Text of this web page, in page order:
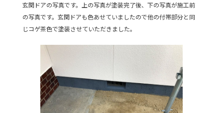
玄関ドアの写真です。上の写真が塗装完了後、下の写真が施工前
の写真です。玄関ドアも色あせていましたので他の付帯部分と同
じコゲ茶色で塗装させていただきました。